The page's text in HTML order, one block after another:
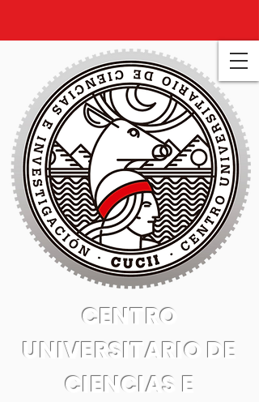
CENTRO
UNIVERSITARIO DE
CIENCIAS E